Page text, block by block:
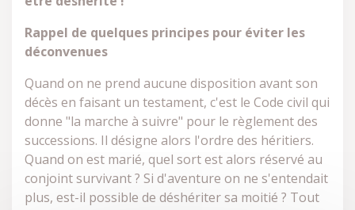
Rappel de quelques principes pour éviter les
déconvenues
Quand on ne prend aucune disposition avant son
décès en faisant un testament, c'est le Code civil qui
donne "la marche à suivre" pour le règlement des
successions. Il désigne alors l'ordre des héritiers.
Quand on est marié, quel sort est alors réservé au
conjoint survivant ? Si d'aventure on ne s'entendait
plus, est-il possible de déshériter sa moitié ? Tout